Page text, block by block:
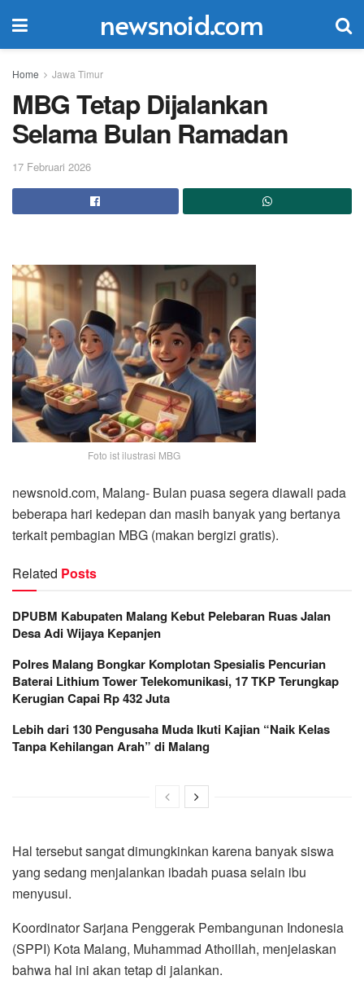
newsnoid.com
Home Jawa Timur
MBG Tetap Dijalankan
Selama Bulan Ramadan
17 Februari 2026
Foto ist ilustrasi MBG
newsnoid.com, Malang- Bulan puasa segera diawali pada
beberapa hari kedepan dan masih banyak yang bertanya
terkait pembagian MBG (makan bergizi gratis).
Related Posts
DPUBM Kabupaten Malang Kebut Pelebaran Ruas Jalan
Desa Adi Wijaya Kepanjen
Polres Malang Bongkar Komplotan Spesialis Pencurian
Baterai Lithium Tower Telekomunikasi, 17 TKP Terungkap
Kerugian Capai Rp 432 Juta
Lebih dari 130 Pengusaha Muda Ikuti Kajian “Naik Kelas
Tanpa Kehilangan Arah” di Malang
Hal tersebut sangat dimungkinkan karena banyak siswa
yang sedang menjalankan ibadah puasa selain ibu
menyusui.
Koordinator Sarjana Penggerak Pembangunan Indonesia
(SPPI) Kota Malang, Muhammad Athoillah, menjelaskan
bahwa hal ini akan tetap di jalankan.